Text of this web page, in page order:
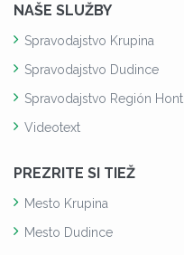
NAŠE SLUŽBY
Spravodajstvo Krupina
Spravodajstvo Dudince
Spravodajstvo Región Hont
Videotext
PREZRITE SI TIEŽ
Mesto Krupina
Mesto Dudince